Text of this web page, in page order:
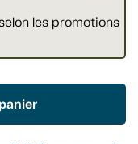
les promotions